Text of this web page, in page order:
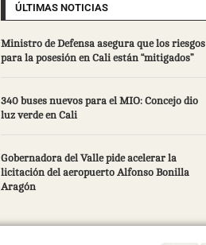
ÚLTIMAS NOTICIAS
Ministro de Defensa asegura que los riesgos
para la posesión en Cali están “mitigados”
340 buses nuevos para el MIO: Concejo dio
luz verde en Cali
Gobernadora del Valle pide acelerar la
licitación del aeropuerto Alfonso Bonilla
Aragón